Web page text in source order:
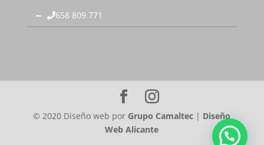
658 809 771
© 2020 Diseño web por Grupo Camaltec | Diseño
Web Alicante